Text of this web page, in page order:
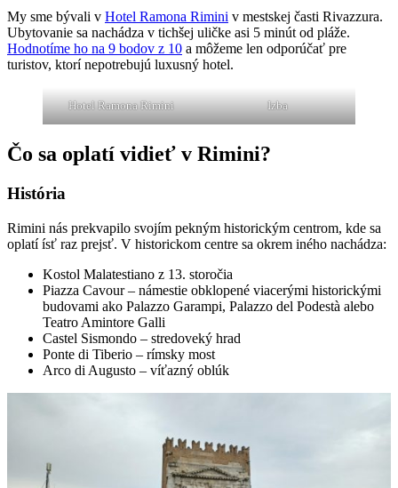
My sme bývali v Hotel Ramona Rimini v mestskej časti Rivazzura.
Ubytovanie sa nachádza v tichšej uličke asi 5 minút od pláže.
Hodnotíme ho na 9 bodov z 10 a môžeme len odporúčať pre
turistov, ktorí nepotrebujú luxusný hotel.
Hotel Ramona Rimini Izba
Čo sa oplatí vidieť v Rimini?
História
Rimini nás prekvapilo svojím pekným historickým centrom, kde sa
oplatí ísť raz prejsť. V historickom centre sa okrem iného nachádza:
Kostol Malatestiano z 13. storočia
Piazza Cavour – námestie obklopené viacerými historickými
budovami ako Palazzo Garampi, Palazzo del Podestà alebo
Teatro Amintore Galli
Castel Sismondo – stredoveký hrad
Ponte di Tiberio – rímsky most
Arco di Augusto – víťazný oblúk